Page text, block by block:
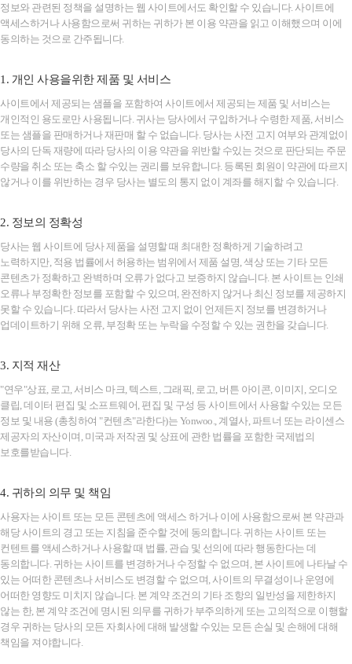
정보와 관련된 정책을 설명하는 웹 사이트에서도 확인할 수 있습니다. 사이트에
액세스하거나 사용함으로써 귀하는 귀하가 본 이용 약관을 읽고 이해했으며 이에
동의하는 것으로 간주됩니다.
1. 개인 사용을위한 제품 및 서비스
사이트에서 제공되는 샘플을 포함하여 사이트에서 제공되는 제품 및 서비스는
개인적인 용도로만 사용됩니다. 귀사는 당사에서 구입하거나 수령한 제품, 서비스
또는 샘플을 판매하거나 재판매 할 수 없습니다. 당사는 사전 고지 여부와 관계없이
당사의 단독 재량에 따라 당사의 이용 약관을 위반할 수있는 것으로 판단되는 주문
수량을 취소 또는 축소 할 수있는 권리를 보유합니다. 등록된 회원이 약관에 따르지
않거나 이를 위반하는 경우 당사는 별도의 통지 없이 계좌를 해지할 수 있습니다.
2. 정보의 정확성
당사는 웹 사이트에 당사 제품을 설명할 때 최대한 정확하게 기술하려고
노력하지만, 적용 법률에서 허용하는 범위에서 제품 설명, 색상 또는 기타 모든
콘텐츠가 정확하고 완벽하며 오류가 없다고 보증하지 않습니다. 본 사이트는 인쇄
오류나 부정확한 정보를 포함할 수 있으며, 완전하지 않거나 최신 정보를 제공하지
못할 수 있습니다. 따라서 당사는 사전 고지 없이 언제든지 정보를 변경하거나
업데이트하기 위해 오류, 부정확 또는 누락을 수정할 수 있는 권한을 갖습니다.
3. 지적 재산
"연우"상표, 로고, 서비스 마크, 텍스트, 그래픽, 로고, 버튼 아이콘, 이미지, 오디오
클립, 데이터 편집 및 소프트웨어, 편집 및 구성 등 사이트에서 사용할 수있는 모든
정보 및 내용 (총칭하여 "컨텐츠"라한다)는 Yonwoo., 계열사, 파트너 또는 라이센스
제공자의 자산이며, 미국과 저작권 및 상표에 관한 법률을 포함한 국제법의
보호를받습니다.
4. 귀하의 의무 및 책임
사용자는 사이트 또는 모든 콘텐츠에 액세스 하거나 이에 사용함으로써 본 약관과
해당 사이트의 경고 또는 지침을 준수할 것에 동의합니다. 귀하는 사이트 또는
컨텐트를 액세스하거나 사용할 때 법률, 관습 및 선의에 따라 행동한다는 데
동의합니다. 귀하는 사이트를 변경하거나 수정할 수 없으며, 본 사이트에 나타날 수
있는 어떠한 콘텐츠나 서비스도 변경할 수 없으며, 사이트의 무결성이나 운영에
어떠한 영향도 미치지 않습니다. 본 계약 조건의 기타 조항의 일반성을 제한하지
않는 한, 본 계약 조건에 명시된 의무를 귀하가 부주의하게 또는 고의적으로 이행할
경우 귀하는 당사의 모든 자회사에 대해 발생할 수있는 모든 손실 및 손해에 대해
책임을 져야합니다.